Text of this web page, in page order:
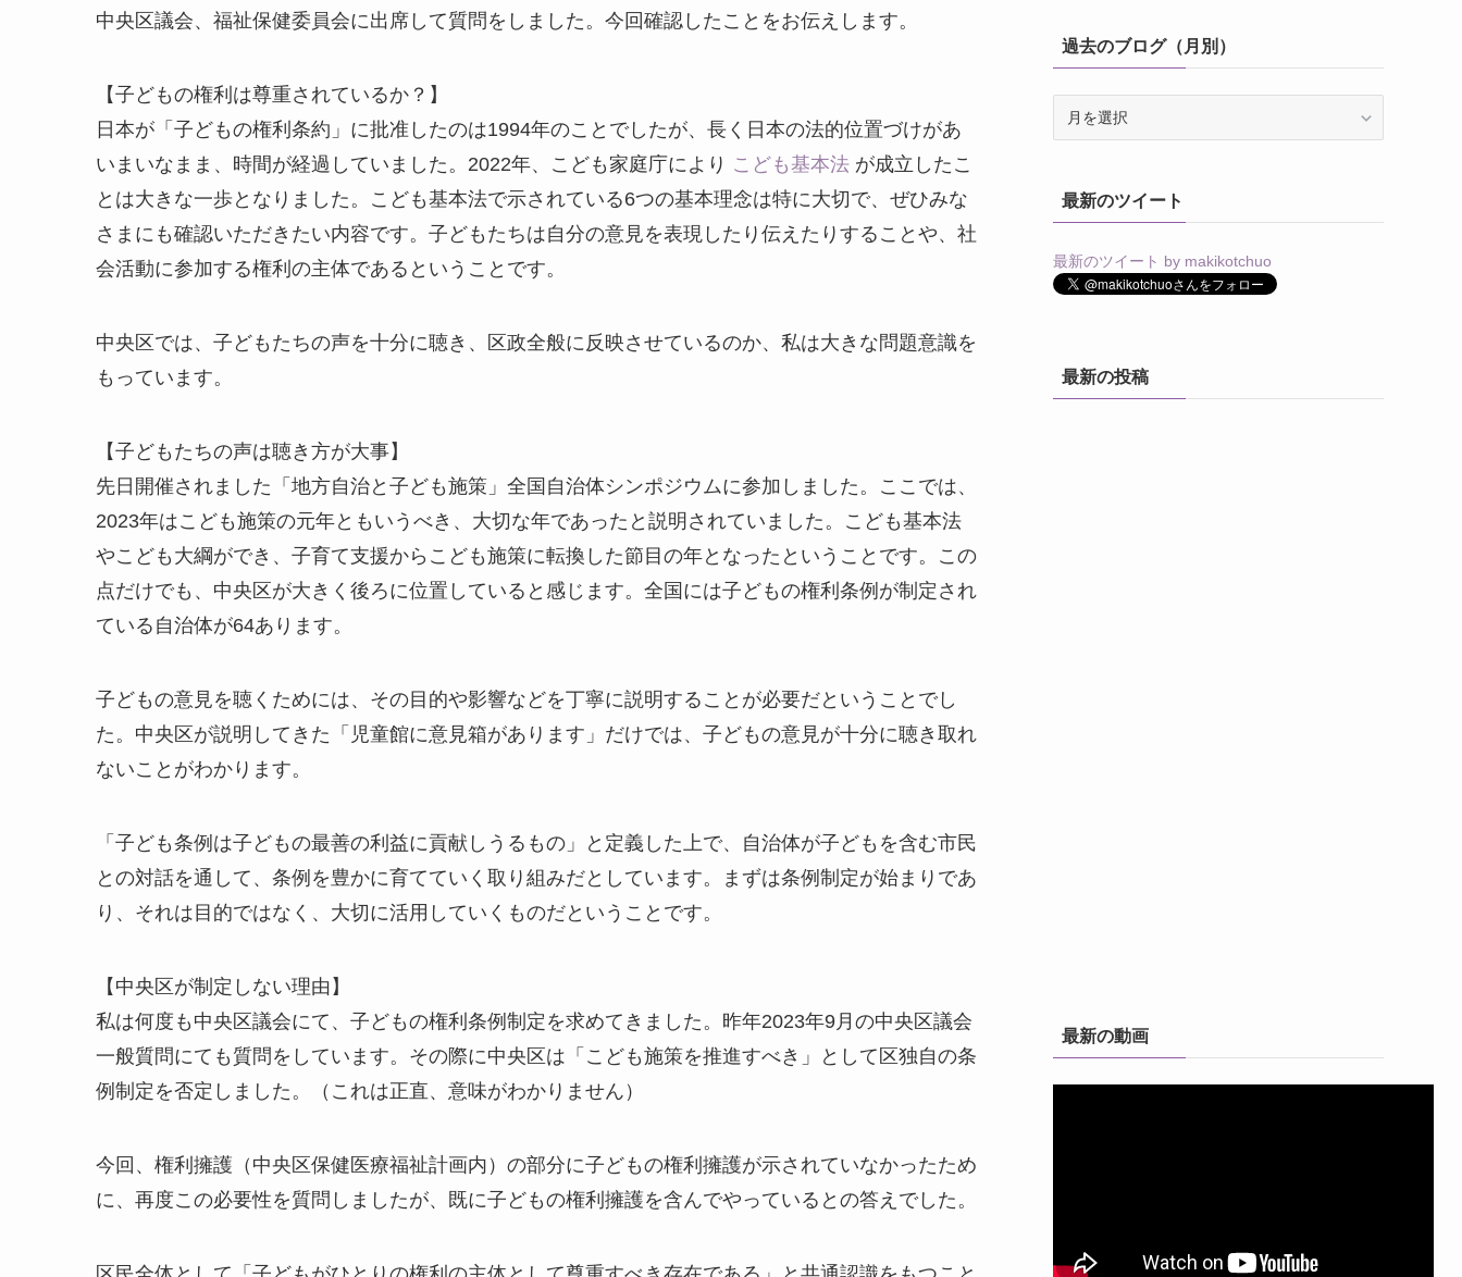
中央区議会、福祉保健委員会に出席して質問をしました。今回確認したことをお伝えします。
【子どもの権利は尊重されているか？】
日本が「子どもの権利条約」に批准したのは1994年のことでしたが、長く日本の法的位置づけがあ
いまいなまま、時間が経過していました。2022年、こども家庭庁により こども基本法 が成立したこ
とは大きな一歩となりました。こども基本法で示されている6つの基本理念は特に大切で、ぜひみな
さまにも確認いただきたい内容です。子どもたちは自分の意見を表現したり伝えたりすることや、社
会活動に参加する権利の主体であるということです。
中央区では、子どもたちの声を十分に聴き、区政全般に反映させているのか、私は大きな問題意識を
もっています。
【子どもたちの声は聴き方が大事】
先日開催されました「地方自治と子ども施策」全国自治体シンポジウムに参加しました。ここでは、
2023年はこども施策の元年ともいうべき、大切な年であったと説明されていました。こども基本法
やこども大綱ができ、子育て支援からこども施策に転換した節目の年となったということです。この
点だけでも、中央区が大きく後ろに位置していると感じます。全国には子どもの権利条例が制定され
ている自治体が64あります。
子どもの意見を聴くためには、その目的や影響などを丁寧に説明することが必要だということでし
た。中央区が説明してきた「児童館に意見箱があります」だけでは、子どもの意見が十分に聴き取れ
ないことがわかります。
「子ども条例は子どもの最善の利益に貢献しうるもの」と定義した上で、自治体が子どもを含む市民
との対話を通して、条例を豊かに育てていく取り組みだとしています。まずは条例制定が始まりであ
り、それは目的ではなく、大切に活用していくものだということです。
【中央区が制定しない理由】
私は何度も中央区議会にて、子どもの権利条例制定を求めてきました。昨年2023年9月の中央区議会
一般質問にても質問をしています。その際に中央区は「こども施策を推進すべき」として区独自の条
例制定を否定しました。（これは正直、意味がわかりません）
今回、権利擁護（中央区保健医療福祉計画内）の部分に子どもの権利擁護が示されていなかったため
に、再度この必要性を質問しましたが、既に子どもの権利擁護を含んでやっているとの答えでした。
ー過去のブログ（月別）
ロ
グ
別）
最新のツイート
最新のツイート by makikotchuo
最新の投稿
最新の動画